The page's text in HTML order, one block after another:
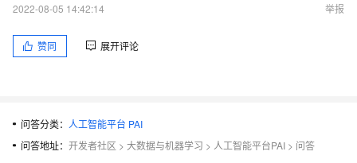
2022-08-05 14:42:14
举报
赞同 展开评论
问答分类： 人工智能平台 PAI
问答地址： 开发者社区 > 大数据与机器学习 > 人工智能平台PAI > 问答